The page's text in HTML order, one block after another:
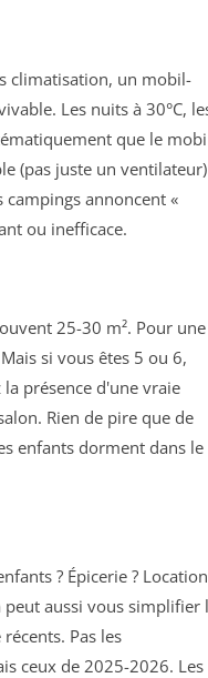
climatisation, un mobil-
Les nuits à 30°C,
que le
(pas juste un
campings annoncent «
ou inefficace.
25-30 m². Pour une
si vous êtes 5 ou 6,
présence d'une vraie
Rien de pire que de
enfants dorment dans le
? Épicerie ? Location
peut aussi vous simplifier
Pas les
ceux de 2025-2026. Les